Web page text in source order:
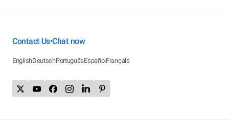
Contact Us•Chat now
EnglishDeutschPortuguêsEspañolFrançais